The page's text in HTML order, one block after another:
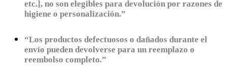
etc.], no son elegibles para devolución por razones de
higiene o personalización.”
“Los productos defectuosos o dañados durante el
envío pueden devolverse para un reemplazo o
reembolso completo.”